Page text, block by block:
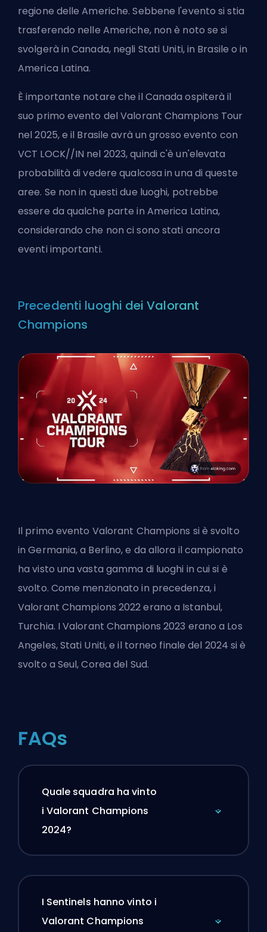
regione delle Americhe. Sebbene l'evento si stia
trasferendo nelle Americhe, non è noto se si
svolgerà in Canada, negli Stati Uniti, in Brasile o in
America Latina.
È importante notare che il Canada ospiterà il
suo primo evento del Valorant Champions Tour
nel 2025, e il Brasile avrà un grosso evento con
VCT LOCK//IN nel 2023, quindi c'è un'elevata
probabilità di vedere qualcosa in una di queste
aree. Se non in questi due luoghi, potrebbe
essere da qualche parte in America Latina,
considerando che non ci sono stati ancora
eventi importanti.
Precedenti luoghi dei Valorant
Champions
Il primo evento Valorant Champions si è svolto
in Germania, a Berlino, e da allora il campionato
ha visto una vasta gamma di luoghi in cui si è
svolto. Come menzionato in precedenza, i
Valorant Champions 2022 erano a Istanbul,
Turchia. I Valorant Champions 2023 erano a Los
Angeles, Stati Uniti, e il torneo finale del 2024 si è
svolto a Seul, Corea del Sud.
FAQs
Quale squadra ha vinto
i Valorant Champions
2024?
I Sentinels hanno vinto i
Valorant Champions